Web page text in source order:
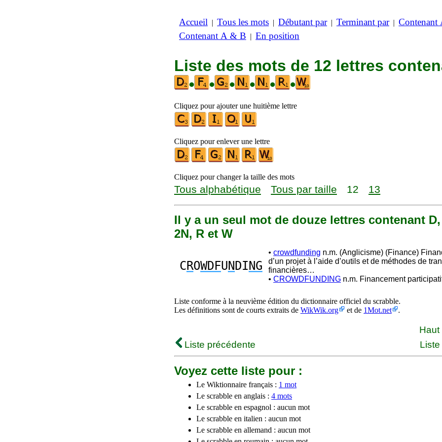
Accueil | Tous les mots | Débutant par| Terminant par| Contenant
Contenant A & B | En position
Liste des mots de 12 lettres
•
• • • • •
Cliquez pour ajouter une huitième lettre
Cliquez pour enlever une lettre
Cliquez pour changer la taille des mots
Tous alphabétique Tous par taille 12 13
Il y a un seul mot de douze lettres contenant D,
2N, R et W
CROWDFUN DI NG
• crowdfunding n.m. (Anglicisme) (Finance)
d’un projet à l’aide d’outils et de méthodes de
financières…
• CROWDFUNDING n.m. Financement
Liste conforme à la neuvième édition du dictionnaire officiel du scrabble.
Les définitions sont de courts extraits de WikWik.org et de 1Mot.net .
Haut
Liste précédente
Voyez cette liste pour :
Le Wiktionnaire français : 1 mot
Le scrabble en anglais : 4 mots
Le scrabble en espagnol : aucun mot
Le scrabble en italien : aucun mot
Le scrabble en allemand : aucun mot